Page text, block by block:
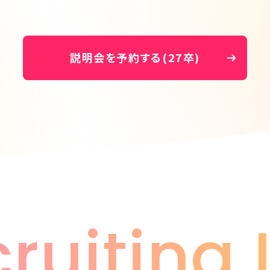
説明会を予約する(27卒)